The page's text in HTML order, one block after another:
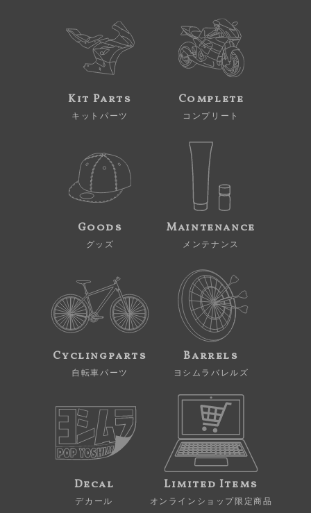
Kit Parts
キットパーツ
Complete
コンプリート
Goods
グッズ
Maintenance
メンテナンス
Cyclingparts
自転車パーツ
Barrels
ヨシムラバレルズ
Decal
デカール
Limited Items
オンラインショップ限定商品